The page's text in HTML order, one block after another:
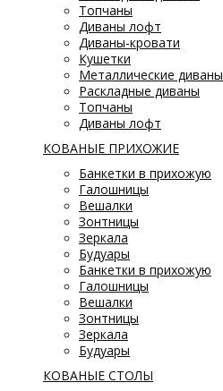
Топчаны
Диваны лофт
Диваны-кровати
Кушетки
Металлические диваны
Раскладные диваны
Топчаны
Диваны лофт
КОВАНЫЕ ПРИХОЖИЕ
Банкетки в прихожую
Галошницы
Вешалки
Зонтницы
Зеркала
Будуары
Банкетки в прихожую
Галошницы
Вешалки
Зонтницы
Зеркала
Будуары
КОВАНЫЕ СТОЛЫ